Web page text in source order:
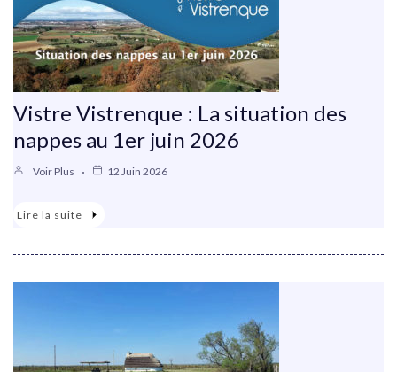
Vistre Vistrenque : La situation des
nappes au 1er juin 2026
Voir Plus 12 Juin 2026
Lire la suite